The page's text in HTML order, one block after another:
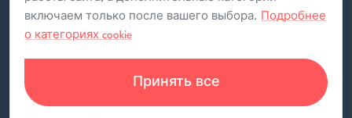
Контакты
Установка медиафасадов
Аренда экранов
Документы
Rutube
включаем только после вашего выбора.
Подробнее
о категориях cookie
Принять все